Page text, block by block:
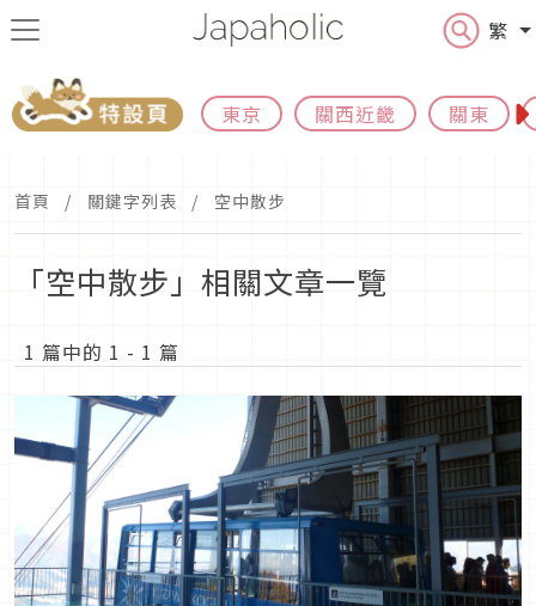
繁
東京 關西近畿 關東
首頁 關鍵字列表 空中散步
「空中散步」相關文章一覽
1 篇中的 1 - 1 篇